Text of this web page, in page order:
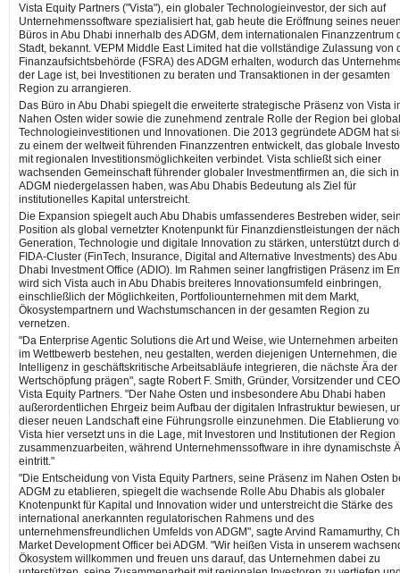
Vista Equity Partners ("Vista"), ein globaler Technologieinvestor, der sich auf
Unternehmenssoftware spezialisiert hat, gab heute die Eröffnung seines
Büros in Abu Dhabi innerhalb des ADGM, dem internationalen Finanzzentrum
Stadt, bekannt. VEPM Middle East Limited hat die vollständige Zulassung von
Finanzaufsichtsbehörde (FSRA) des ADGM erhalten, wodurch das
der Lage ist, bei Investitionen zu beraten und Transaktionen in der gesamten
Region zu arrangieren.
Das Büro in Abu Dhabi spiegelt die erweiterte strategische Präsenz von Vista
Nahen Osten wider sowie die zunehmend zentrale Rolle der Region bei
Technologieinvestitionen und Innovationen. Die 2013 gegründete ADGM hat
zu einem der weltweit führenden Finanzzentren entwickelt, das globale
mit regionalen Investitionsmöglichkeiten verbindet. Vista schließt sich einer
wachsenden Gemeinschaft führender globaler Investmentfirmen an, die sich
ADGM niedergelassen haben, was Abu Dhabis Bedeutung als Ziel für
institutionelles Kapital unterstreicht.
Die Expansion spiegelt auch Abu Dhabis umfassenderes Bestreben wider,
Position als global vernetzter Knotenpunkt für Finanzdienstleistungen der
Generation, Technologie und digitale Innovation zu stärken, unterstützt durch
FIDA-Cluster (FinTech, Insurance, Digital and Alternative Investments) des Abu
Dhabi Investment Office (ADIO). Im Rahmen seiner langfristigen Präsenz im
wird sich Vista auch in Abu Dhabis breiteres Innovationsumfeld einbringen,
einschließlich der Möglichkeiten, Portfoliounternehmen mit dem Markt,
Ökosystempartnern und Wachstumschancen in der gesamten Region zu
vernetzen.
"Da Enterprise Agentic Solutions die Art und Weise, wie Unternehmen
im Wettbewerb bestehen, neu gestalten, werden diejenigen Unternehmen, die
Intelligenz in geschäftskritische Arbeitsabläufe integrieren, die nächste Ära der
Wertschöpfung prägen", sagte Robert F. Smith, Gründer, Vorsitzender und
Vista Equity Partners. "Der Nahe Osten und insbesondere Abu Dhabi haben
außerordentlichen Ehrgeiz beim Aufbau der digitalen Infrastruktur bewiesen,
dieser neuen Landschaft eine Führungsrolle einzunehmen. Die Etablierung
Vista hier versetzt uns in die Lage, mit Investoren und Institutionen der Region
zusammenzuarbeiten, während Unternehmenssoftware in ihre dynamischste
eintritt."
"Die Entscheidung von Vista Equity Partners, seine Präsenz im Nahen Osten
ADGM zu etablieren, spiegelt die wachsende Rolle Abu Dhabis als globaler
Knotenpunkt für Kapital und Innovation wider und unterstreicht die Stärke des
international anerkannten regulatorischen Rahmens und des
unternehmensfreundlichen Umfelds von ADGM", sagte Arvind Ramamurthy,
Market Development Officer bei ADGM. "Wir heißen Vista in unserem
Ökosystem willkommen und freuen uns darauf, das Unternehmen dabei zu